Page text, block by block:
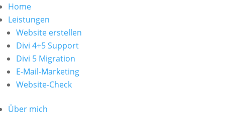
Home
Leistungen
Website erstellen
Divi 4+5 Support
Divi 5 Migration
E-Mail-Marketing
Website-Check
Über mich